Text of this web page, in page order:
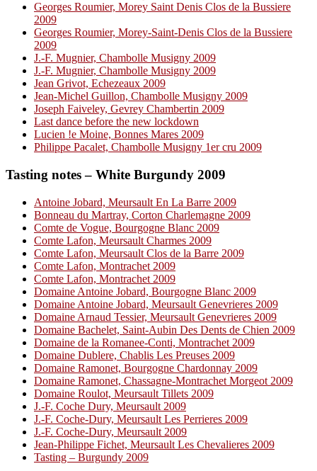
Georges Roumier, Morey Saint Denis Clos de la Bussiere
2009
Georges Roumier, Morey-Saint-Denis Clos de la Bussiere
2009
J.-F. Mugnier, Chambolle Musigny 2009
J.-F. Mugnier, Chambolle Musigny 2009
Jean Grivot, Echezeaux 2009
Jean-Michel Guillon, Chambolle Musigny 2009
Joseph Faiveley, Gevrey Chambertin 2009
Last dance before the new lockdown
Lucien !e Moine, Bonnes Mares 2009
Philippe Pacalet, Chambolle Musigny 1er cru 2009
Tasting notes – White Burgundy 2009
Antoine Jobard, Meursault En La Barre 2009
Bonneau du Martray, Corton Charlemagne 2009
Comte de Vogue, Bourgogne Blanc 2009
Comte Lafon, Meursault Charmes 2009
Comte Lafon, Meursault Clos de la Barre 2009
Comte Lafon, Montrachet 2009
Comte Lafon, Montrachet 2009
Domaine Antoine Jobard, Bourgogne Blanc 2009
Domaine Antoine Jobard, Meursault Genevrieres 2009
Domaine Arnaud Tessier, Meursault Genevrieres 2009
Domaine Bachelet, Saint-Aubin Des Dents de Chien 2009
Domaine de la Romanee-Conti, Montrachet 2009
Domaine Dublere, Chablis Les Preuses 2009
Domaine Ramonet, Bourgogne Chardonnay 2009
Domaine Ramonet, Chassagne-Montrachet Morgeot 2009
Domaine Roulot, Meursault Tillets 2009
J.-F. Coche Dury, Meursault 2009
J.-F. Coche-Dury, Meursault Les Perrieres 2009
J.-F. Coche-Dury, Meursault 2009
Jean-Philippe Fichet, Meursault Les Chevalieres 2009
Tasting – Burgundy 2009